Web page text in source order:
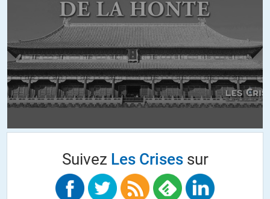
Là aussi ça s’est su mais ça été étouffé…
ALERTER
Suivez Les Crisessur